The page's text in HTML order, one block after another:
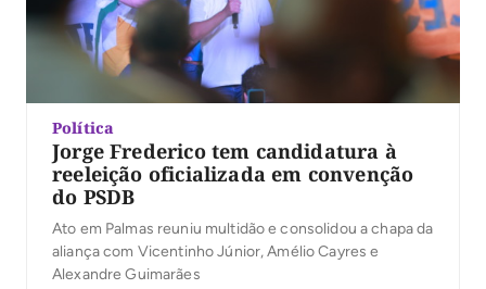
Política
Jorge Frederico tem candidatura à
reeleição oficializada em convenção
do PSDB
Ato em Palmas reuniu multidão e consolidou a chapa da
aliança com Vicentinho Júnior, Amélio Cayres e
Alexandre Guimarães